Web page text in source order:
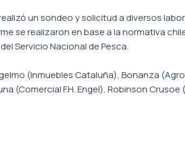
un sondeo y solicitud a diversos
se realizaron en base a la normativa
Servicio Nacional de Pesca.
(Inmuebles Cataluña), Bonanza
(Comercial F.H. Engel), Robinson